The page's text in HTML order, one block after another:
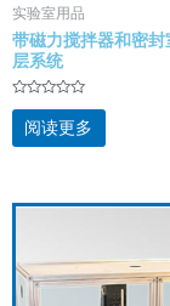
实验室用品
带磁力搅拌器和密
层系统
评
分
&sol;
阅读更多